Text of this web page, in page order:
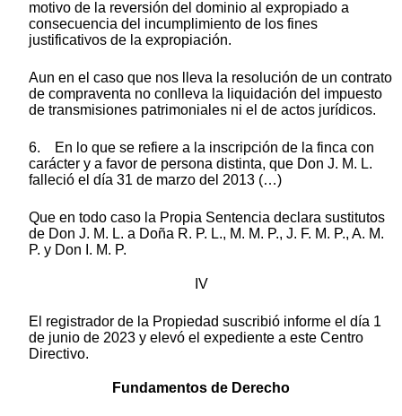
motivo de la reversión del dominio al expropiado a
consecuencia del incumplimiento de los fines
justificativos de la expropiación.
Aun en el caso que nos lleva la resolución de un contrato
de compraventa no conlleva la liquidación del impuesto
de transmisiones patrimoniales ni el de actos jurídicos.
6. En lo que se refiere a la inscripción de la finca con
carácter y a favor de persona distinta, que Don J. M. L.
falleció el día 31 de marzo del 2013 (…)
Que en todo caso la Propia Sentencia declara sustitutos
de Don J. M. L. a Doña R. P. L., M. M. P., J. F. M. P., A. M.
P. y Don I. M. P.
IV
El registrador de la Propiedad suscribió informe el día 1
de junio de 2023 y elevó el expediente a este Centro
Directivo.
Fundamentos de Derecho